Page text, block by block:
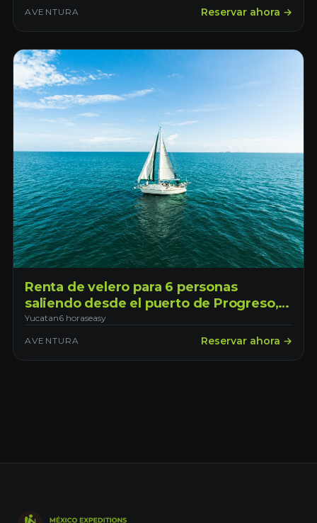
AVENTURA Reservar ahora →
Renta de velero para 6 personas
saliendo desde el puerto de Progreso,
con opción de transporte desde Mérida
Yucatan6 horaseasy
AVENTURA Reservar ahora →